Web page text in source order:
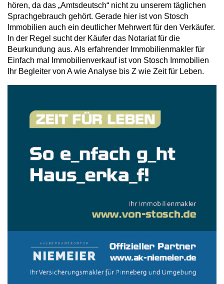
hören, da das „Amtsdeutsch“ nicht zu unserem täglichen
Sprachgebrauch gehört. Gerade hier ist von Stosch
Immobilien auch ein deutlicher Mehrwert für den Verkäufer.
In der Regel sucht der Käufer das Notariat für die
Beurkundung aus. Als erfahrender Immobilienmakler für
Einfach mal Immobilienverkauf ist von Stosch Immobilien
Ihr Begleiter von A wie Analyse bis Z wie Zeit für Leben.